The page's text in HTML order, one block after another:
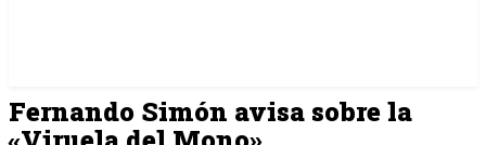
Fernando Simón avisa sobre la